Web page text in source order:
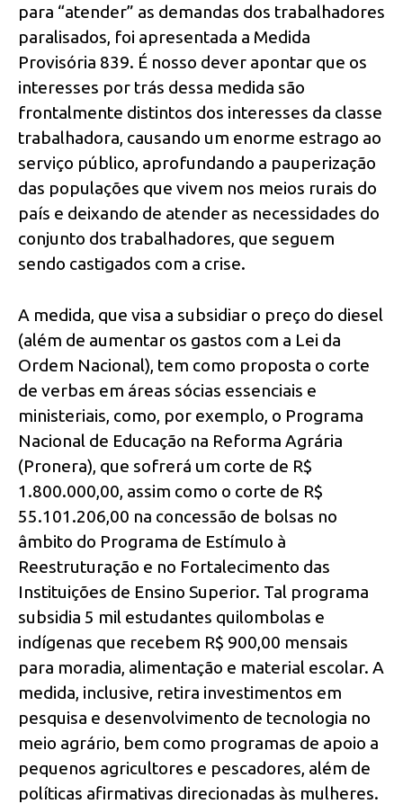
para “atender” as demandas dos trabalhadores
paralisados, foi apresentada a Medida
Provisória 839. É nosso dever apontar que os
interesses por trás dessa medida são
frontalmente distintos dos interesses da classe
trabalhadora, causando um enorme estrago ao
serviço público, aprofundando a pauperização
das populações que vivem nos meios rurais do
país e deixando de atender as necessidades do
conjunto dos trabalhadores, que seguem
sendo castigados com a crise.
A medida, que visa a subsidiar o preço do diesel
(além de aumentar os gastos com a Lei da
Ordem Nacional), tem como proposta o corte
de verbas em áreas sócias essenciais e
ministeriais, como, por exemplo, o Programa
Nacional de Educação na Reforma Agrária
(Pronera), que sofrerá um corte de R$
1.800.000,00, assim como o corte de R$
55.101.206,00 na concessão de bolsas no
âmbito do Programa de Estímulo à
Reestruturação e no Fortalecimento das
Instituições de Ensino Superior. Tal programa
subsidia 5 mil estudantes quilombolas e
indígenas que recebem R$ 900,00 mensais
para moradia, alimentação e material escolar. A
medida, inclusive, retira investimentos em
pesquisa e desenvolvimento de tecnologia no
meio agrário, bem como programas de apoio a
pequenos agricultores e pescadores, além de
políticas afirmativas direcionadas às mulheres.